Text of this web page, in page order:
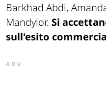
Barkhad Abdi,
Mandylor. Si
sull'esito
ADV